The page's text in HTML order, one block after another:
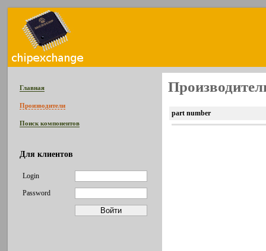
Главная
Производители
Поиск компонентов
Для клиентов
Login
Password
part number